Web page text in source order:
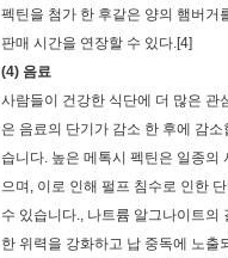
펙틴을 첨가 한 후같은 양의 햄버거
판매 시간을 연장할 수 있다.[4]
(4) 음료
사람들이 건강한 식단에 더 많은 관
은 음료의 단기가 감소 한 후에 감
습니다. 높은 메톡시 펙틴은 일종의
으며, 이로 인해 펄프 침수로 인한
수 있습니다., 나트륨 알그나이트의
한 위력을 강화하고 납 중독에 노출